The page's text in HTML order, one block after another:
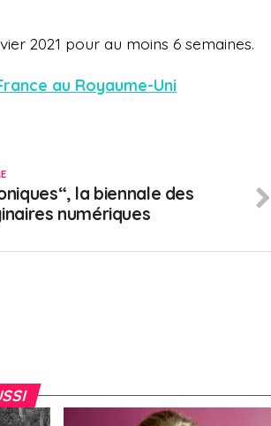
2021 pour au moins 6 semaines.
au Royaume-Uni
la biennale des
numériques